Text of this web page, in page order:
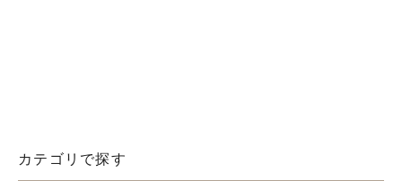
カテゴリで探す